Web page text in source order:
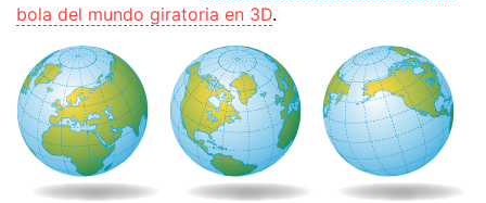
bola del mundo giratoria en 3D.